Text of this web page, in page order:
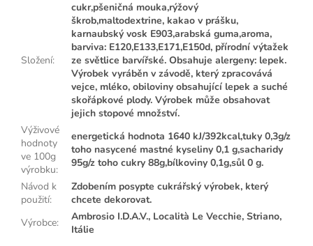
Složení:
cukr,pšeničná mouka,rýžový
škrob,maltodextrine, kakao v prášku,
karnaubský vosk E903,arabská guma,aroma,
barviva: E120,E133,E171,E150d, přírodní výtažek
ze světlice barvířské. Obsahuje alergeny: lepek.
Výrobek vyráběn v závodě, který zpracovává
vejce, mléko, obiloviny obsahující lepek a suché
skořápkové plody. Výrobek může obsahovat
jejich stopové množství.
Výživové
hodnoty
ve 100g
výrobku:
energetická hodnota 1640 kJ/392kcal,tuky 0,3g/z
toho nasycené mastné kyseliny 0,1 g,sacharidy
95g/z toho cukry 88g,bílkoviny 0,1g,sůl 0 g.
Návod k
použití:
Zdobením posypte cukrářský výrobek, který
chcete dekorovat.
Výrobce:
Ambrosio I.D.A.V., Località Le Vecchie, Striano,
Itálie